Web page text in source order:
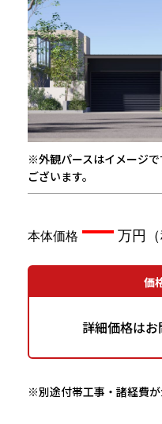
—
価
詳細価格は
※別途付帯工事・諸経費が
※外観パースはイメージ
ございます。